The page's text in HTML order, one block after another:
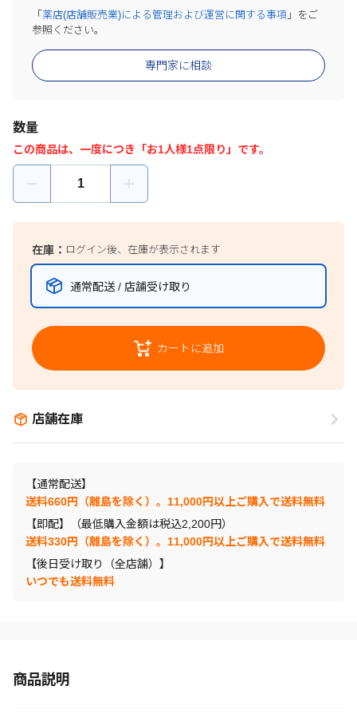
専門家に相談
「 薬店(店舗販売業)による管理および運営に関する事項 」をご
参照ください。
数量
この商品は、一度につき「お1人様1点限り」です。
在庫： ログイン後、在庫が表示されます
通常配送 / 店舗受け取り
カートに追加
店舗在庫
【通常配送】
送料660円（離島を除く）。11,000円以上ご購入で送料無料
【即配】（最低購入金額は税込2,200円）
送料330円（離島を除く）。11,000円以上ご購入で送料無料
【後日受け取り（全店舗）】
いつでも送料無料
商品説明